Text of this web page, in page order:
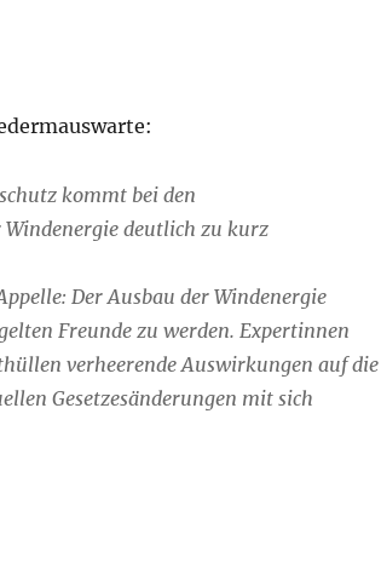
kommt bei den
Windenergie deutlich zu kurz
Der Ausbau der Windenergie
Freunde zu werden. Expertinnen
verheerende Auswirkungen auf die
Gesetzesänderungen mit sich